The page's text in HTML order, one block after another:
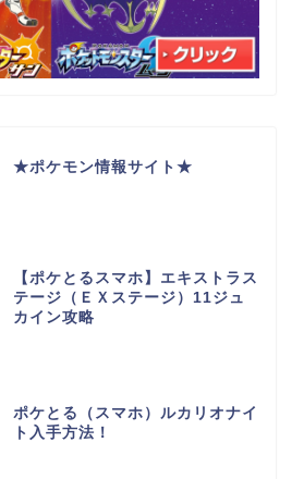
★ポケモン情報サイト★
【ポケとるスマホ】エキストラス
テージ（ＥＸステージ）11ジュ
カイン攻略
ポケとる（スマホ）ルカリオナイ
ト入手方法！